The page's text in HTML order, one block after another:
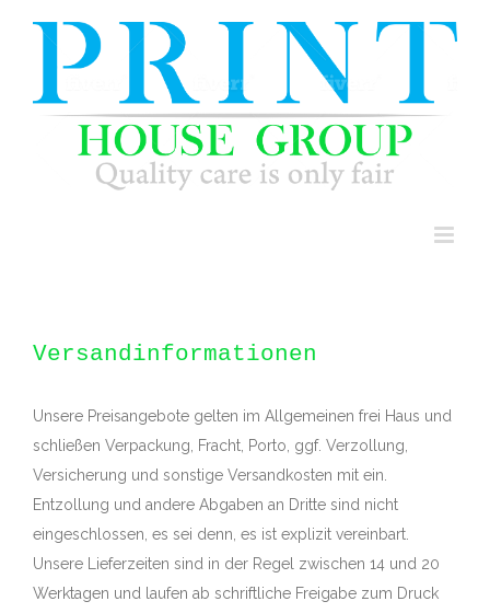
Versandinformationen
Unsere Preisangebote gelten im Allgemeinen frei Haus und
schließen Verpackung, Fracht, Porto, ggf. Verzollung,
Versicherung und sonstige Versandkosten mit ein.
Entzollung und andere Abgaben an Dritte sind nicht
eingeschlossen, es sei denn, es ist explizit vereinbart.
Unsere Lieferzeiten sind in der Regel zwischen 14 und 20
Werktagen und laufen ab schriftliche Freigabe zum Druck